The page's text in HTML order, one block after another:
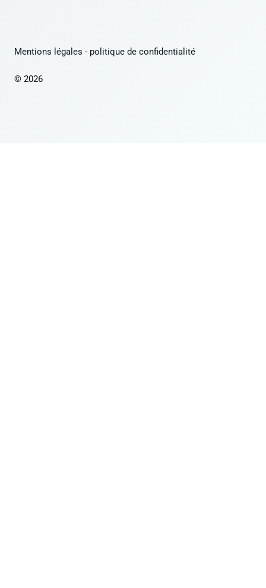
© 2026
Mentions légales - politique de confidentialité